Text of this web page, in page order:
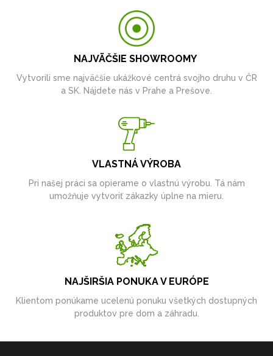
NAJVÄČŠIE SHOWROOMY
Vytvorili sme najväčšie ukážkové centrá svojho druhu v ČR
a SK. Nájdete nás v Prahe a Prešove.
VLASTNÁ VÝROBA
Pri našej práci sa opierame o vlastnú výrobu. Tá nám
umožňuje vytvoriť zákazky úplne na mieru.
NAJŠIRŠIA PONUKA V EURÓPE
Klientom ponúkame ucelenú ponuku všetkých dostupných
produktov pre dom a záhradu.